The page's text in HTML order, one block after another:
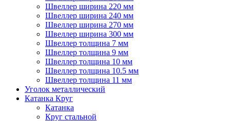
Швеллер ширина 220 мм
Швеллер ширина 240 мм
Швеллер ширина 270 мм
Швеллер ширина 300 мм
Швеллер толщина 7 мм
Швеллер толщина 9 мм
Швеллер толщина 10 мм
Швеллер толщина 10.5 мм
Швеллер толщина 11 мм
Уголок металлический
Катанка Круг
Катанка
Круг стальной